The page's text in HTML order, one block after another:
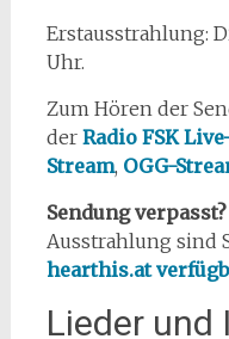
Erstausstrahlung:
Uhr.
Zum Hören der
der Radio FSK
Stream, OGG-
Sendung verpasst?
Ausstrahlung sind
hearthis.at
Lieder und